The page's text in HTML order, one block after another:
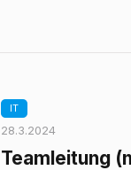
IT
28.3.2024
Teamleitung